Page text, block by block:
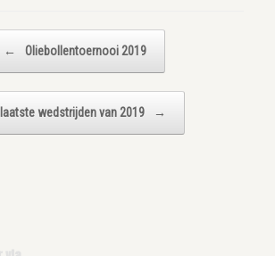
← Oliebollentoernooi 2019
laatste wedstrijden van 2019 →